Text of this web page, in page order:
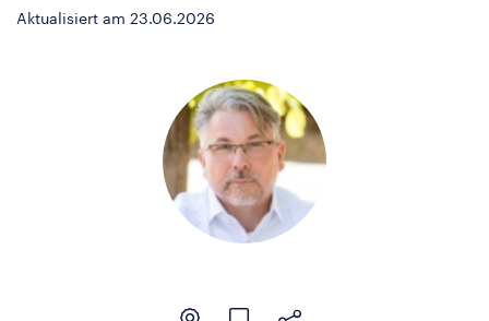
Aktualisiert am 23.06.2026